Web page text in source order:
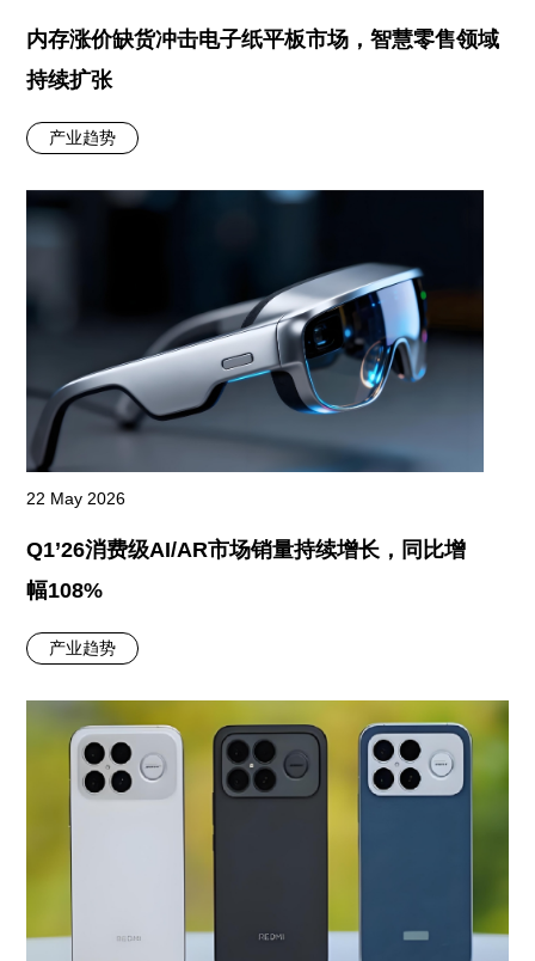
内存涨价缺货冲击电子纸平板市场，智慧零售领域
持续扩张
产业趋势
22 May 2026
Q1’26消费级AI/AR市场销量持续增长，同比增
幅108%
产业趋势